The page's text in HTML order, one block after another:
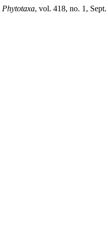
Phytotaxa, vol. 418, no. 1,